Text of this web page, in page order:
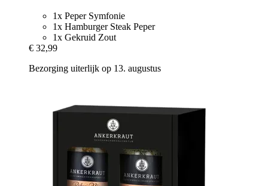
1x Peper Symfonie
1x Hamburger Steak Peper
1x Gekruid Zout
€ 32,99
Bezorging uiterlijk op 13. augustus